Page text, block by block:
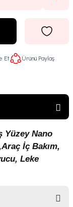
Et
Ürünü Paylaş
Yüzey Nano
İç Bakım,
Leke